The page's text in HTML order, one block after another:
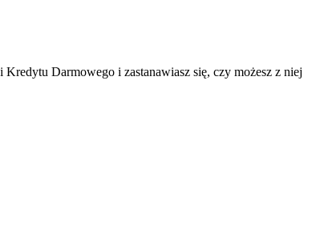
Darmowego i zastanawiasz się, czy możesz z niej